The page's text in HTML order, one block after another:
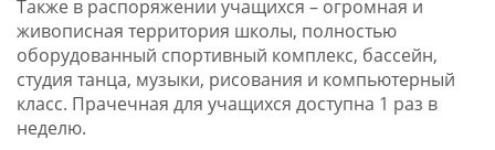
Также в распоряжении учащихся – огромная и
живописная территория школы, полностью
оборудованный спортивный комплекс, бассейн,
студия танца, музыки, рисования и компьютерный
класс. Прачечная для учащихся доступна 1 раз в
неделю.